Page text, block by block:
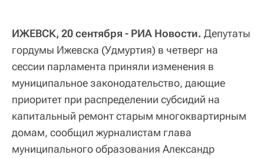
ИЖЕВСК, 20 сентября - РИА Новости. Депутаты
гордумы Ижевска (Удмуртия) в четверг на
сессии парламента приняли изменения в
муниципальное законодательство, дающие
приоритет при распределении субсидий на
капитальный ремонт старым многоквартирным
домам, сообщил журналистам глава
муниципального образования Александр